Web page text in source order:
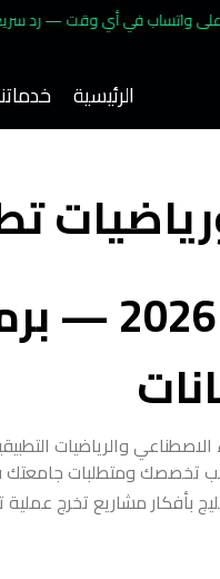
راسلنا على واتساب في أي
الرئيسية
أفكار مشاريع تخرج
والرياضيات
ومتطلبات جامعتك
بأفكار مشاريع تخرج